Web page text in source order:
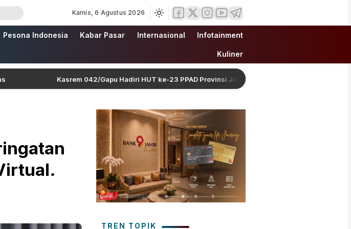
Kamis, 6 Agustus 2026
Pesona Indonesia Kabar Pasar Internasional Infotainment
Kuliner
Kasrem 042/Gapu Hadiri HUT ke-23 PPAD Provinsi Jambi demi Perkuat Sinergi Dukung
TREN TOPIK